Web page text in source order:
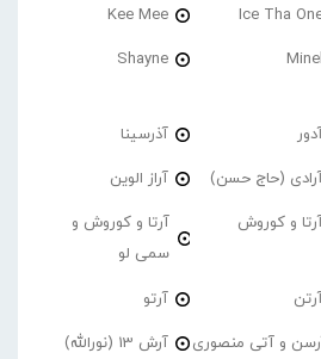
Ice Tha
Kee Mee
Minel
Shayne
آذرسینا
(حاج حسن) آراز الوین
آرتا و کوروش
آرتا و کوروش و
سمی لو
آرتو
و آتی منصوری
آرش 13 (نورالله)